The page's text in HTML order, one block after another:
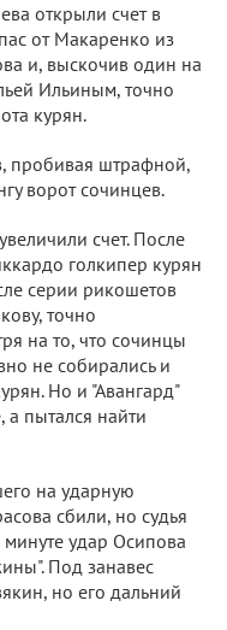
открыли счет в
от Макаренко из
и, выскочив один на
Ильиным, точно
курян.
пробивая штрафной,
ворот сочинцев.
счет. После
голкипер курян
серии рикошетов
точно
на то, что сочинцы
не собирались и
Но и "Авангард"
а пытался найти
на ударную
сбили, но судья
удар Осипова
Под занавес
но его дальний